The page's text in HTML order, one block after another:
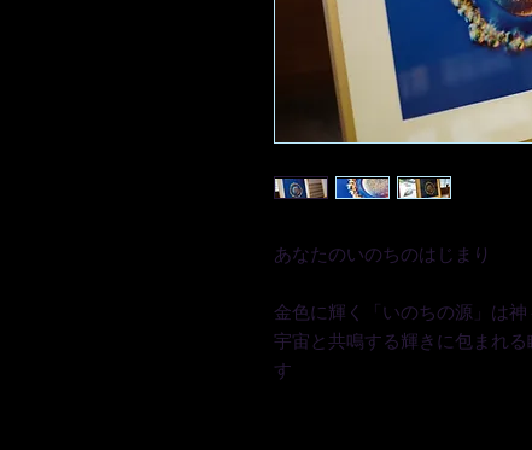
あなたのいのちのはじまり
金色に輝く「いのちの源」は
宇宙と共鳴する輝きに包まれ
す